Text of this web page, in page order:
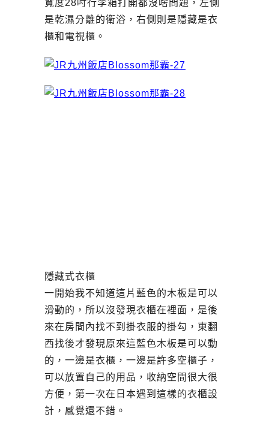
寬度28吋行李箱打開都沒啥問題，左側
是乾濕分離的衛浴，右側則是隱藏是衣
櫃和電視櫃。
隱藏式衣櫃
一開始我不知道這片藍色的木板是可以
滑動的，所以沒發現衣櫃在裡面，是後
來在房間內找不到掛衣服的掛勾，東翻
西找後才發現原來這藍色木板是可以動
的，一邊是衣櫃，一邊是許多空櫃子，
可以放置自己的用品，收納空間很大很
方便，第一次在日本遇到這樣的衣櫃設
計，感覺還不錯。